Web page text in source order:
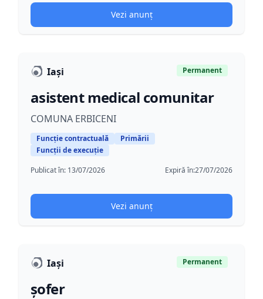
Vezi anunț
Iaşi Permanent
asistent medical comunitar
COMUNA ERBICENI
Funcție contractuală
Primării
Funcții de execuție
Publicat în: 13/07/2026 Expiră în:27/07/2026
Vezi anunț
Iași Permanent
șofer